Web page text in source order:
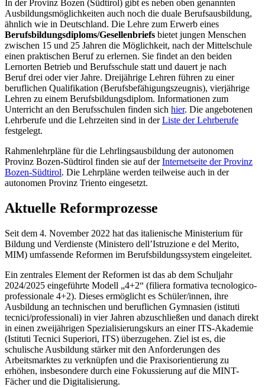
In der Provinz Bozen (Südtirol) gibt es neben oben genannten
Ausbildungsmöglichkeiten auch noch die duale Berufsausbildung,
ähnlich wie in Deutschland. Die Lehre zum Erwerb eines
Berufsbildungsdiploms/Gesellenbriefs bietet jungen Menschen
zwischen 15 und 25 Jahren die Möglichkeit, nach der Mittelschule
einen praktischen Beruf zu erlernen. Sie findet an den beiden
Lernorten Betrieb und Berufsschule statt und dauert je nach
Beruf drei oder vier Jahre. Dreijährige Lehren führen zu einer
beruflichen Qualifikation (Berufsbefähigungszeugnis), vierjährige
Lehren zu einem Berufsbildungsdiplom. Informationen zum
Unterricht an den Berufsschulen finden sich hier. Die angebotenen
Lehrberufe und die Lehrzeiten sind in derListe der Lehrberufe
festgelegt.
Rahmenlehrpläne für die Lehrlingsausbildung der autonomen
Provinz Bozen-Südtirol finden sie auf derInternetseite der Provinz
Bozen-Südtirol. Die Lehrpläne werden teilweise auch in der
autonomen Provinz Triento eingesetzt.
Aktuelle Reformprozesse
Seit dem 4. November 2022 hat das italienische Ministerium für
Bildung und Verdienste (Ministero dell’Istruzione e del Merito,
MIM) umfassende Reformen im Berufsbildungssystem eingeleitet.
Ein zentrales Element der Reformen ist das ab dem Schuljahr
2024/2025 eingeführte Modell „4+2“ (filiera formativa tecnologico-
professionale 4+2). Dieses ermöglicht es Schüler/innen, ihre
Ausbildung an technischen und beruflichen Gymnasien (istituti
tecnici/professionali) in vier Jahren abzuschließen und danach direkt
in einen zweijährigen Spezialisierungskurs an einer ITS-Akademie
(Istituti Tecnici Superiori, ITS) überzugehen. Ziel ist es, die
schulische Ausbildung stärker mit den Anforderungen des
Arbeitsmarktes zu verknüpfen und die Praxisorientierung zu
erhöhen, insbesondere durch eine Fokussierung auf die MINT-
Fächer und die Digitalisierung.